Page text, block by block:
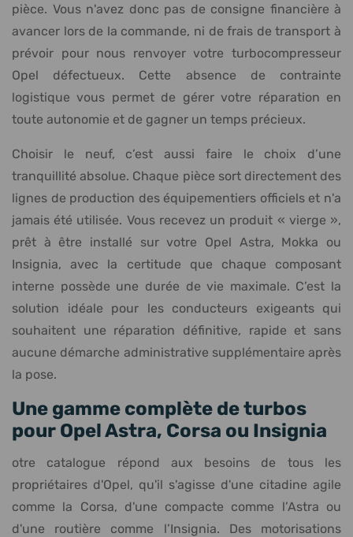
pièce. Vous n'avez donc pas de consigne financière à
avancer lors de la commande, ni de frais de transport à
prévoir pour nous renvoyer votre turbocompresseur
Opel défectueux. Cette absence de contrainte
logistique vous permet de gérer votre réparation en
toute autonomie et de gagner un temps précieux.
Choisir le neuf, c’est aussi faire le choix d’une
tranquillité absolue. Chaque pièce sort directement des
lignes de production des équipementiers officiels et n'a
jamais été utilisée. Vous recevez un produit « vierge »,
prêt à être installé sur votre Opel Astra, Mokka ou
Insignia, avec la certitude que chaque composant
interne possède une durée de vie maximale. C’est la
solution idéale pour les conducteurs exigeants qui
souhaitent une réparation définitive, rapide et sans
aucune démarche administrative supplémentaire après
la pose.
Une gamme complète de turbos
pour Opel Astra, Corsa ou Insignia
otre catalogue répond aux besoins de tous les
propriétaires d'Opel, qu'il s'agisse d'une citadine agile
comme la Corsa, d'une compacte comme l’Astra ou
d'une routière comme l’Insignia. Des motorisations